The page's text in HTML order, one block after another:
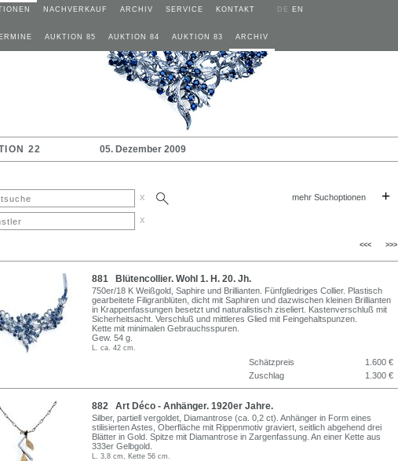
NACHVERKAUF ARCHIV SERVICE KONTAKT DE EN
AUKTION 85 AUKTION 84 AUKTION 83 ARCHIV
22 05. Dezember 2009
x mehr Suchoptionen +
x
<<< >>>
881 Blütencollier. Wohl 1. H. 20. Jh.
750er/18 K Weißgold, Saphire und Brillianten. Fünfgliedriges Collier. Plastisch
gearbeitete Filigranblüten, dicht mit Saphiren und dazwischen kleinen Brillianten
in Krappenfassungen besetzt und naturalistisch ziseliert. Kastenverschluß mit
Sicherheitsacht. Verschluß und mittleres Glied mit Feingehaltspunzen.
Kette mit minimalen Gebrauchsspuren.
Gew. 54 g.
L. ca. 42 cm.
Schätzpreis
1.600 €
Zuschlag
1.300 €
882 Art Déco - Anhänger. 1920er Jahre.
Silber, partiell vergoldet, Diamantrose (ca. 0,2 ct). Anhänger in Form eines
stilisierten Astes, Oberfläche mit Rippenmotiv graviert, seitlich abgehend drei
Blätter in Gold. Spitze mit Diamantrose in Zargenfassung. An einer Kette aus
333er Gelbgold.
L. 3,8 cm, Kette 56 cm.